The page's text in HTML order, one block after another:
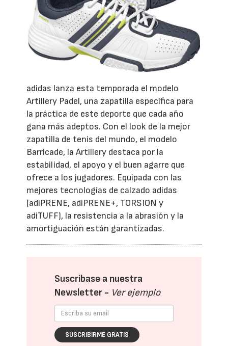
adidas lanza esta temporada el modelo
Artillery Padel, una zapatilla específica para
la práctica de este deporte que cada año
gana más adeptos. Con el look de la mejor
zapatilla de tenis del mundo, el modelo
Barricade, la Artillery destaca por la
estabilidad, el apoyo y el buen agarre que
ofrece a los jugadores. Equipada con las
mejores tecnologías de calzado adidas
(adiPRENE, adiPRENE+, TORSION y
adiTUFF), la resistencia a la abrasión y la
amortiguación están garantizadas.
Suscríbase a nuestra
Newsletter - Ver ejemplo
SUSCRIBIRME GRATIS